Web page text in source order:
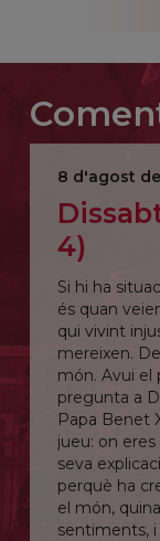
8 d'agost
4)
Si hi ha
és quan
qui vivint
mereixen.
món. Avui el
pregunta a
Papa Benet
jueu: on eres
seva
perquè ha
el món,
sentiments,